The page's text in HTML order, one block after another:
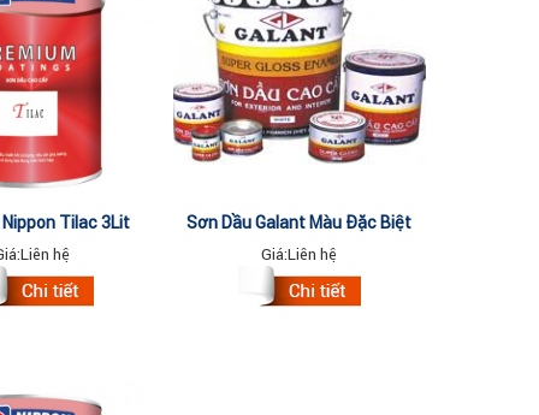
Nippon Tilac 3Lit
Liên hệ
Sơn Dầu Galant Màu Đặc Biệt
3Lit
Giá:Liên hệ